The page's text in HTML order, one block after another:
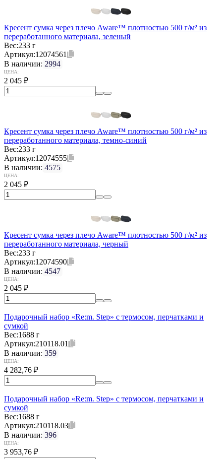
Кресент сумка через плечо Aware™ плотностью 500 г/м² из
переработанного материала, зеленый
Вес:233 г
Артикул:12074561
В наличии: 2994
ЦЕНА:
2 045 ₽
Кресент сумка через плечо Aware™ плотностью 500 г/м² из
переработанного материала, темно-синий
Вес:233 г
Артикул:12074555
В наличии: 4575
ЦЕНА:
2 045 ₽
Кресент сумка через плечо Aware™ плотностью 500 г/м² из
переработанного материала, черный
Вес:233 г
Артикул:12074590
В наличии: 4547
ЦЕНА:
2 045 ₽
Подарочный набор «Re:m. Step» с термосом, перчатками и
сумкой
Вес:1688 г
Артикул:210118.01
В наличии: 359
ЦЕНА:
4 282,76 ₽
Подарочный набор «Re:m. Step» с термосом, перчатками и
сумкой
Вес:1688 г
Артикул:210118.03
В наличии: 396
ЦЕНА:
3 953,76 ₽